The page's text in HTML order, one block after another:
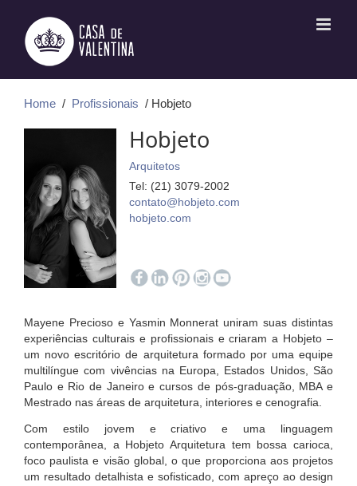
conteúdo
Home / Profissionais / Hobjeto
Hobjeto
Arquitetos
Tel: (21) 3079-2002
contato@hobjeto.com
hobjeto.com
Mayene Precioso e Yasmin Monnerat uniram suas distintas
experiências culturais e profissionais e criaram a Hobjeto –
um novo escritório de arquitetura formado por uma equipe
multilíngue com vivências na Europa, Estados Unidos, São
Paulo e Rio de Janeiro e cursos de pós-graduação, MBA e
Mestrado nas áreas de arquitetura, interiores e cenografia.
Com estilo jovem e criativo e uma linguagem
contemporânea, a Hobjeto Arquitetura tem bossa carioca,
foco paulista e visão global, o que proporciona aos projetos
um resultado detalhista e sofisticado, com apreço ao design